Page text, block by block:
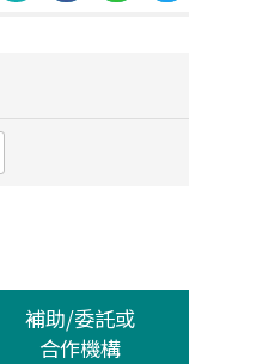
補助/委託或
合作機構